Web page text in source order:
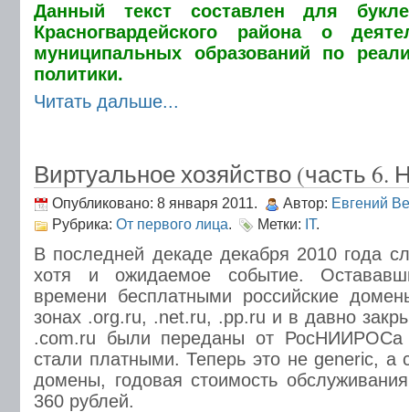
Данный текст составлен для
Красногвардейского района о
муниципальных образований по
политики.
Читать дальше...
Виртуальное хозяйство (часть 6.
Опубликовано: 8 января 2011. Автор: Евгений
Рубрика: От первого лица. Метки: IT.
В последней декаде декабря 2010 года
хотя и ожидаемое событие.
времени бесплатными российские
зонах .org.ru, .net.ru, .pp.ru и в давно
.com.ru были переданы от РосНИИРОСа
стали платными. Теперь это не generic, а
домены, годовая стоимость
360 рублей.